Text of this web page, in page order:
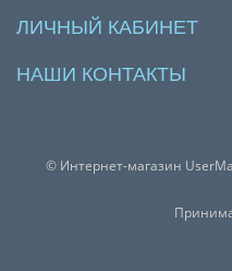
ЛИЧНЫЙ КАБИНЕТ
НАШИ КОНТАКТЫ
© Интернет-магазин